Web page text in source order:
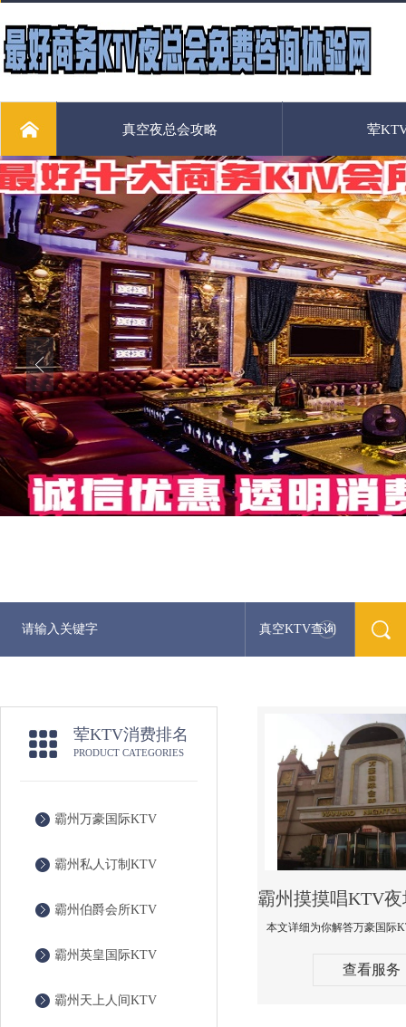
真空夜总会攻略 荤
真空KTV查询
荤KTV消费排名
PRODUCT CATEGORIES
霸州万豪国际KTV
霸州私人订制KTV
霸州伯爵会所KTV
霸州英皇国际KTV
霸州天上人间KTV
查看服务